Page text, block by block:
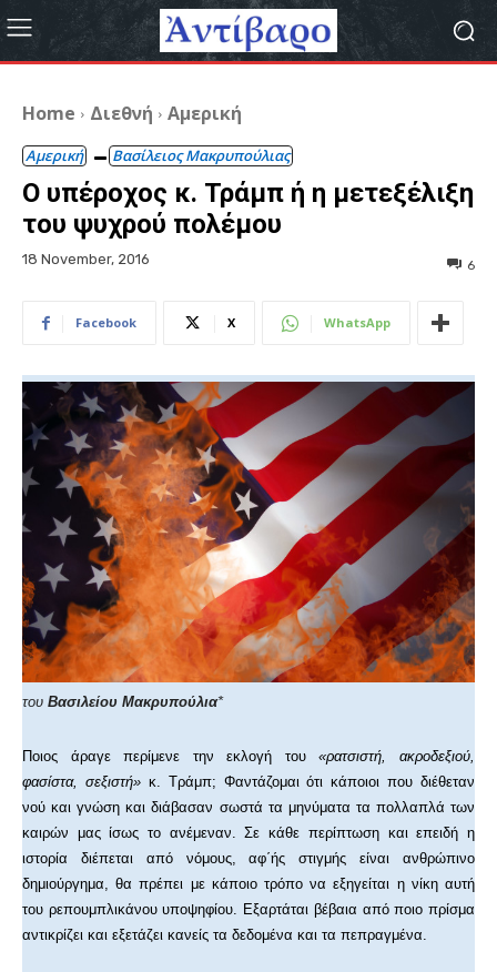
Home Διεθνή Αμερική
Αμερική Βασίλειος Μακρυπούλιας
Ο υπέροχος κ. Τράμπ ή η μετεξέλιξη
του ψυχρού πολέμου
18 November, 2016 6
Facebook X WhatsApp
του Βασιλείου Μακρυπούλια*
Ποιος άραγε περίμενε την εκλογή του«ρατσιστή, ακροδεξιού,
φασίστα, σεξιστή»κ. Τράμπ; Φαντάζομαι ότι κάποιοι που διέθεταν
νού και γνώση και διάβασαν σωστά τα μηνύματα τα πολλαπλά των
καιρών μας ίσως το ανέμεναν. Σε κάθε περίπτωση και επειδή η
ιστορία διέπεται από νόμους, αφ΄ής στιγμής είναι ανθρώπινο
δημιούργημα, θα πρέπει με κάποιο τρόπο να εξηγείται η νίκη αυτή
του ρεπουμπλικάνου υποψηφίου. Εξαρτάται βέβαια από ποιο πρίσμα
αντικρίζει και εξετάζει κανείς τα δεδομένα και τα πεπραγμένα.